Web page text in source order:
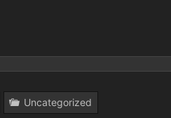
Uncategorized